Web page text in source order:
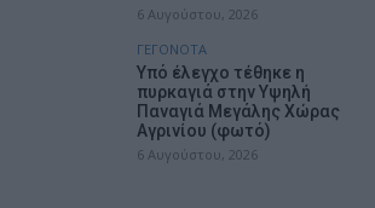
6 Αυγούστου, 2026
ΓΕΓΟΝΟΤΑ
Υπό έλεγχο τέθηκε η
πυρκαγιά στην Υψηλή
Παναγιά Μεγάλης Χώρας
Αγρινίου (φωτό)
6 Αυγούστου, 2026